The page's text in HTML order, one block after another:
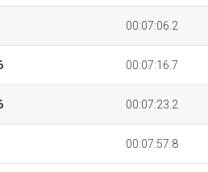
00:07:06.2
00:07:16.7
00:07:23.2
00:07:57.8